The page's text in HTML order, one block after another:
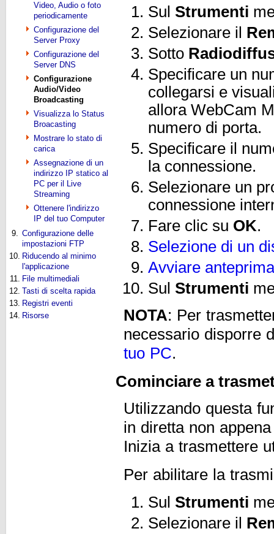
Video, Audio o foto
periodicamente
Configurazione del
Server Proxy
Configurazione del
Server DNS
Configurazione
Audio/Video
Broadcasting
Visualizza lo Status
Broacasting
Mostrare lo stato di
carica
Assegnazione di un
indirizzo IP statico al
PC per il Live
Streaming
Ottenere l'indirizzo
IP del tuo Computer
9. Configurazione delle
impostazioni FTP
10. Riducendo al minimo
l'applicazione
11. File multimediali
12. Tasti di scelta rapida
13. Registri eventi
14. Risorse
Sul Strumenti
Selezionare il
Sotto
Specificare un
collegarsi e
allora WebCam
numero di porta.
Specificare il
la connessione.
Selezionare un
connessione
Fare clic su OK.
Selezione di un
Avviare
Sul Strumenti
NOTA: Per
necessario disporre
tuo PC.
Cominciare a
Utilizzando questa
in diretta non
Inizia a trasmettere
Per abilitare la
Sul Strumenti
Selezionare il